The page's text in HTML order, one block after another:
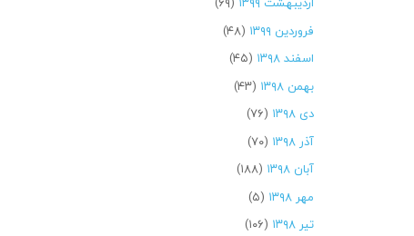
فروردین ۱۳۹۹
(۴۸)
اسفند ۱۳۹۸
(۴۵)
بهمن ۱۳۹۸
(۴۳)
دی ۱۳۹۸
(۷۶)
آذر ۱۳۹۸
(۷۰)
آبان ۱۳۹۸
(۱۸۸)
مهر ۱۳۹۸
(۵)
تیر ۱۳۹۸
(۱۰۶)